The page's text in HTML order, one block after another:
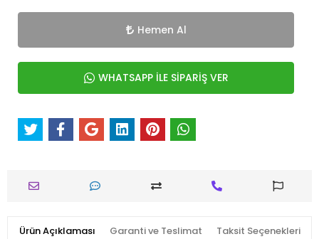
Hemen Al
WHATSAPP İLE SİPARİŞ VER
Ürün Açıklaması Garanti ve Teslimat Taksit Seçenekleri